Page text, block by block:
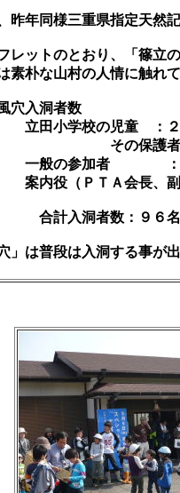
年同様三重県指定天然
ットのとおり、「篠立
素朴な山村の人情に触れ
入洞者数
校の児童 ：２
護者：１
参加者 ：４
ＴＡ会長、副会長、
者数：９６名
」は普段は入洞する事が